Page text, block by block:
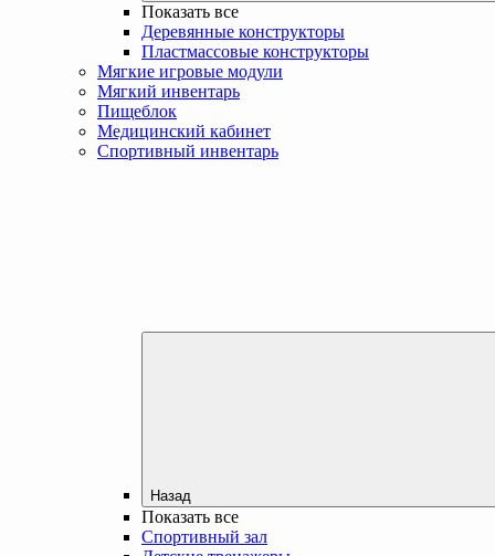
Показать все
Деревянные конструкторы
Пластмассовые конструкторы
Мягкие игровые модули
Мягкий инвентарь
Пищеблок
Медицинский кабинет
Спортивный инвентарь
Назад
Показать все
Спортивный зал